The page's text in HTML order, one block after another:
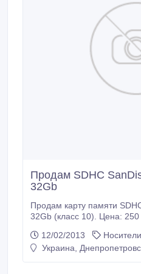
Продам SDHC
32Gb
Продам карту памяти SDHC SanDisk SDHC ULTRA
32Gb (класс 10). Цена: 250
12/02/2013
Украина,